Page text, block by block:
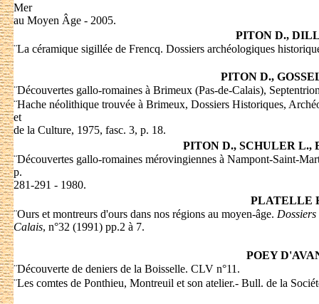
Mer
au Moyen Âge - 2005.
PITON D.,
¨La céramique sigillée de Frencq. Dossiers archéologiques
PITON D.,
¨Découvertes gallo-romaines à Brimeux (Pas-de-Calais),
¨Hache néolithique trouvée à Brimeux, Dossiers Historiques,
et
de la Culture, 1975, fasc. 3, p. 18.
PITON D., SCHULER L.,
¨Découvertes gallo-romaines mérovingiennes à Nampont-Saint-
p.
281-291 - 1980.
PLATELLE
¨Ours et montreurs d'ours dans nos régions au moyen-âge.
Calais, n°32 (1991) pp.2 à 7.
POEY
¨Découverte de deniers de la Boisselle. CLV n°11.
¨Les comtes de Ponthieu, Montreuil et son atelier.- Bull. de la